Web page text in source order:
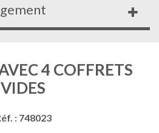
4 COFFRETS
VIDES
: 748023